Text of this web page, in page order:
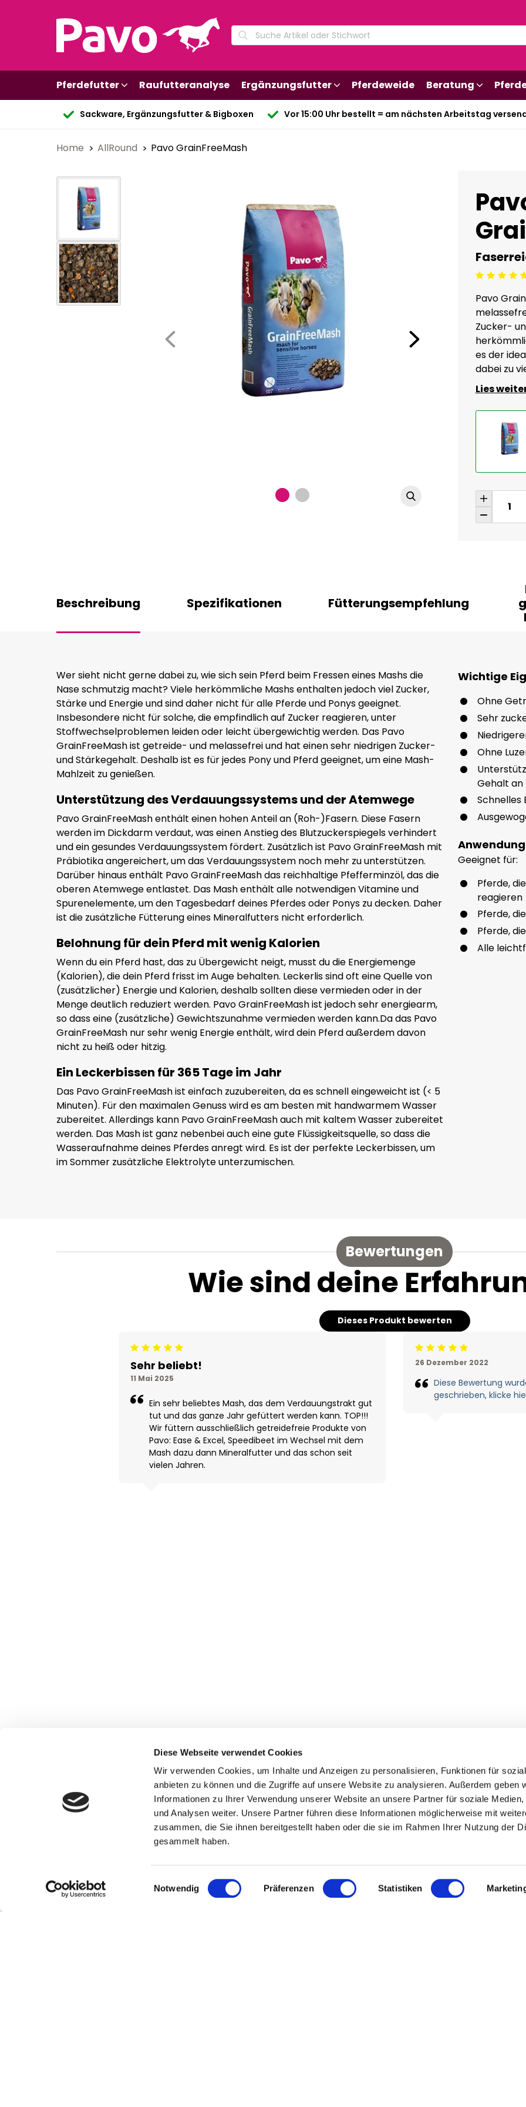
Diese Webseite verwendet Cookies
Wir verwenden Cookies, um Inhalte und Anzeigen zu personalisieren, Funktionen für
anbieten zu können und die Zugriffe auf unsere Website zu analysieren. Außerdem geben
Informationen zu Ihrer Verwendung unserer Website an unsere Partner für soziale Medien,
und Analysen weiter. Unsere Partner führen diese Informationen möglicherweise mit
zusammen, die Sie ihnen bereitgestellt haben oder die sie im Rahmen Ihrer Nutzung der
gesammelt haben.
Einwilligungsauswahl
Notwendig Präferenzen Statistiken
Pferdefutter Raufutteranalyse Ergänzungsfutter Pferdeweide Beratung
Sackware, Ergänzungsfutter & Bigboxen Vor 15:00 Uhr bestellt = am nächsten Arbeitstag
Home AllRound Pavo GrainFreeMash
Beoordeling: 5/5
Pavo
Zucker-
es der
dabei zu
Lies
Beschreibung Spezifikationen Fütterungsempfehlung
Wer sieht nicht gerne dabei zu, wie sich sein Pferd beim Fressen eines Mashs die
Nase schmutzig macht? Viele herkömmliche Mashs enthalten jedoch viel Zucker,
Stärke und Energie und sind daher nicht für alle Pferde und Ponys geeignet.
Insbesondere nicht für solche, die empfindlich auf Zucker reagieren, unter
Stoffwechselproblemen leiden oder leicht übergewichtig werden. Das Pavo
GrainFreeMash ist getreide- und melassefrei und hat einen sehr niedrigen Zucker-
und Stärkegehalt. Deshalb ist es für jedes Pony und Pferd geeignet, um eine Mash-
Mahlzeit zu genießen.
Unterstützung des Verdauungssystems und der Atemwege
Pavo GrainFreeMash enthält einen hohen Anteil an (Roh-)Fasern. Diese Fasern
werden im Dickdarm verdaut, was einen Anstieg des Blutzuckerspiegels verhindert
und ein gesundes Verdauungssystem fördert. Zusätzlich ist Pavo GrainFreeMash mit
Präbiotika angereichert, um das Verdauungssystem noch mehr zu unterstützen.
Darüber hinaus enthält Pavo GrainFreeMash das reichhaltige Pfefferminzöl, das die
oberen Atemwege entlastet. Das Mash enthält alle notwendigen Vitamine und
Spurenelemente, um den Tagesbedarf deines Pferdes oder Ponys zu decken. Daher
ist die zusätzliche Fütterung eines Mineralfutters nicht erforderlich.
Belohnung für dein Pferd mit wenig Kalorien
Wenn du ein Pferd hast, das zu Übergewicht neigt, musst du die Energiemenge
(Kalorien), die dein Pferd frisst im Auge behalten. Leckerlis sind oft eine Quelle von
(zusätzlicher) Energie und Kalorien, deshalb sollten diese vermieden oder in der
Menge deutlich reduziert werden. Pavo GrainFreeMash ist jedoch sehr energiearm,
so dass eine (zusätzliche) Gewichtszunahme vermieden werden kann.Da das Pavo
GrainFreeMash nur sehr wenig Energie enthält, wird dein Pferd außerdem davon
nicht zu heiß oder hitzig.
Ein Leckerbissen für 365 Tage im Jahr
Das Pavo GrainFreeMash ist einfach zuzubereiten, da es schnell eingeweicht ist (< 5
Minuten). Für den maximalen Genuss wird es am besten mit handwarmem Wasser
zubereitet. Allerdings kann Pavo GrainFreeMash auch mit kaltem Wasser zubereitet
werden. Das Mash ist ganz nebenbei auch eine gute Flüssigkeitsquelle, so dass die
Wasseraufnahme deines Pferdes anregt wird. Es ist der perfekte Leckerbissen, um
im Sommer zusätzliche Elektrolyte unterzumischen.
Wichtige
Ohne
Sehr
Ohne
Gehalt an
Schnelles
Anwendung
Geeignet für:
Pferde,
reagieren
Pferde,
Pferde,
Alle
Bewertungen
Wie sind deine
Dieses Produkt bewerten
Beoordeling: 5/5
Sehr beliebt!
11 Mai 2025
Ein sehr beliebtes Mash, das dem Verdauungstrakt gut
tut und das ganze Jahr gefüttert werden kann. TOP!!!
Wir füttern ausschließlich getreidefreie Produkte von
Pavo: Ease & Excel, Speedibeet im Wechsel mit dem
Mash dazu dann Mineralfutter und das schon seit
vielen Jahren.
Beoordeling: 5/5
26 Dezember 2022
Diese Bewertung
geschrieben, klicke